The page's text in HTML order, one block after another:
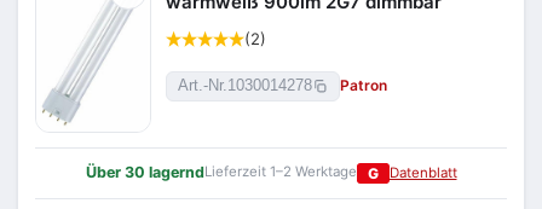
(2)
Art.-Nr. 1030014278 Patron
Über 30 lagerndLieferzeit 1–2 Werktage G Datenblatt